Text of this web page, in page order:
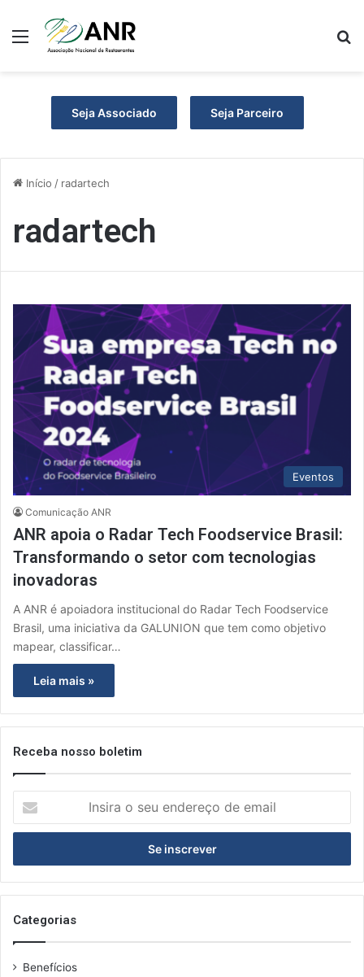
Menu
Seja Associado Seja Parceiro
Início / radartech
radartech
Eventos
Comunicação ANR
ANR apoia o Radar Tech Foodservice Brasil:
Transformando o setor com tecnologias
inovadoras
A ANR é apoiadora institucional do Radar Tech Foodservice
Brasil, uma iniciativa da GALUNION que tem como objetivo
mapear, classificar…
Leia mais »
Receba nosso boletim
s
r
a
s
e
Categorias
Benefícios